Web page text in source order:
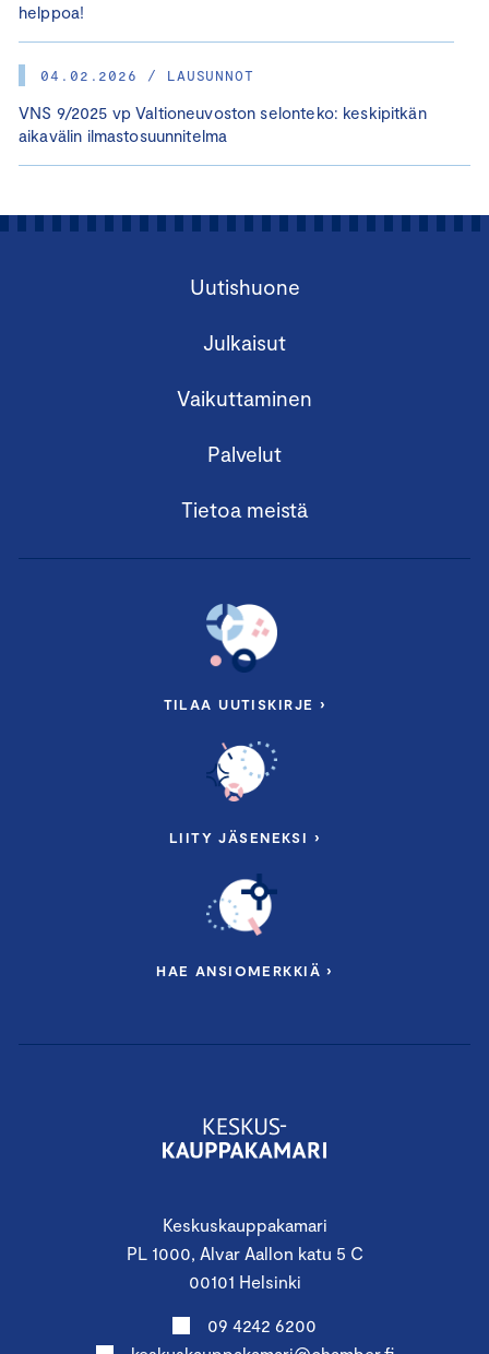
helppoa!
04.02.2026 / LAUSUNNOT
VNS 9/2025 vp Valtioneuvoston selonteko: keskipitkän
aikavälin ilmastosuunnitelma
Keskuskauppakamari
PL 1000, Alvar Aallon katu 5 C
00101 Helsinki
09 4242 6200
Uutishuone
Julkaisut
Vaikuttaminen
Palvelut
Tietoa meistä
TILAA UUTISKIRJE ›
LIITY JÄSENEKSI ›
HAE ANSIOMERKKIÄ ›